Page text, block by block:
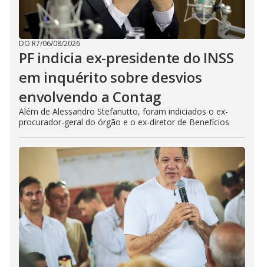
DO R7/06/08/2026
PF indicia ex-presidente do INSS
em inquérito sobre desvios
envolvendo a Contag
Além de Alessandro Stefanutto, foram indiciados o ex-
procurador-geral do órgão e o ex-diretor de Benefícios